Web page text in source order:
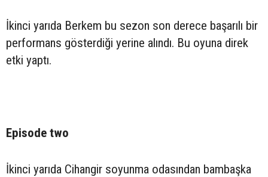
İkinci yarıda Berkem bu sezon son derece başarılı bir
performans gösterdiği yerine alındı. Bu oyuna direk
etki yaptı.
Episode two
İkinci yarıda Cihangir soyunma odasından bambaşka